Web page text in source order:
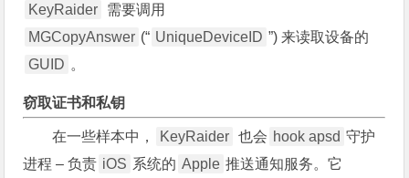
KeyRaider
需要调用
MGCopyAnswer (“ UniqueDeviceID ”) 来读取设备的
GUID 。
窃取证书和私钥
在一些样本中， KeyRaider 也会 hook apsd 守护
进程 – 负责 iOS 系统的 Apple 推送通知服务。它